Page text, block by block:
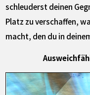
schleuderst deinen
Platz zu verschaffen,
macht, den du in